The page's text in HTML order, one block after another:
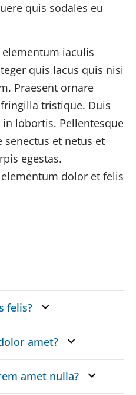
quis sodales eu
iaculis
quis lacus quis nisi
Praesent ornare
tristique. Duis
lobortis. Pellentesque
et netus et
egestas.
elementum dolor et felis
felis?
amet?
amet nulla?